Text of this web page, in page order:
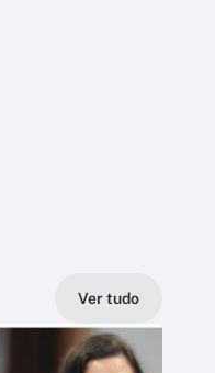
Ver tudo